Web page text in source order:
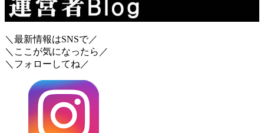
＼最新情報はSNSで／
＼ここが気になったら／
＼フォローしてね／